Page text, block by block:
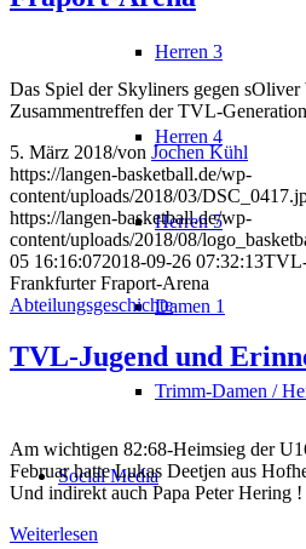
Herren 3
Herren 4
Herren 5
Damen 1
Trimm-Damen /
Social Media
Das Spiel der Skyliners gegen
Zusammentreffen der TVL-
5. März 2018/von Jochen Kühl
https://langen-basketball.de/wp-
content/uploads/2018/03/
https://langen-basketball.de/wp-
content/uploads/2018/08/
05 16:16:072018-09-26 07:32:13
Frankfurter Fraport-Arena
Abteilungsgeschichte
TVL-Jugend und
Am wichtigen 82:68-Heimsieg der
Februar hatte Lukas Deetjen aus
Und indirekt auch Papa Peter Hering !
Weiterlesen